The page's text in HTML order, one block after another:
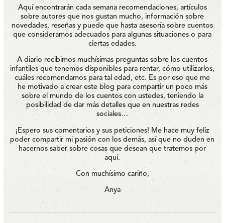
Aquí encontrarán cada semana recomendaciones, artículos
sobre autores que nos gustan mucho, información sobre
novedades, reseñas y puede que hasta asesoría sobre cuentos
que consideramos adecuados para algunas situaciones o para
ciertas edades.
A diario recibimos muchísimas preguntas sobre los cuentos
infantiles que tenemos disponibles para rentar, cómo utilizarlos,
cuáles recomendamos para tal edad, etc. Es por eso que me
he motivado a crear este blog para compartir un poco más
sobre el mundo de los cuentos con ustedes, teniendo la
posibilidad de dar más detalles que en nuestras redes
sociales…
¡Espero sus comentarios y sus peticiones! Me hace muy feliz
poder compartir mi pasión con los demás, así que no duden en
hacernos saber sobre cosas que desean que tratemos por
aquí.
Con muchísimo cariño,
Anya